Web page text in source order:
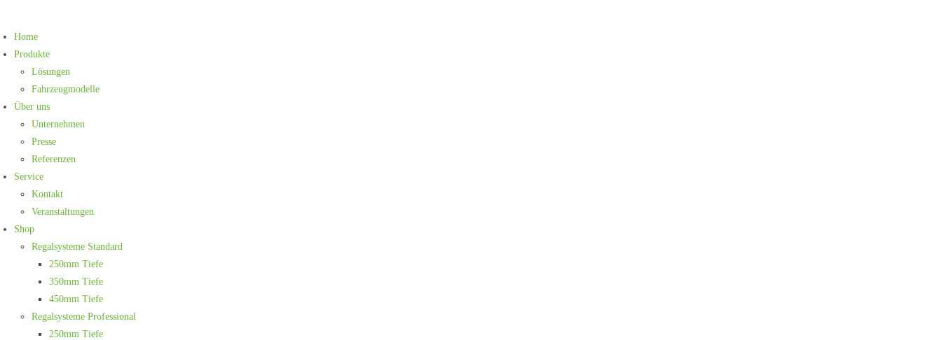
springen
Home
Produkte
Lösungen
Fahrzeugmodelle
Über uns
Unternehmen
Presse
Referenzen
Service
Kontakt
Veranstaltungen
Shop
Regalsysteme Standard
250mm Tiefe
350mm Tiefe
450mm Tiefe
Regalsysteme Professional
250mm Tiefe